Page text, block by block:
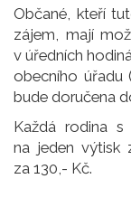
Občané, kteří
zájem, mají
v úředních
obecního úřadu
bude doručena
Každá rodina
na jeden výtisk
za 130,- Kč.